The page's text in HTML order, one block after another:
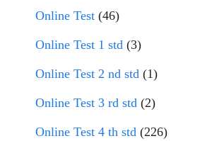
Online Test (46)
Online Test 1 std (3)
Online Test 2 nd std (1)
Online Test 3 rd std (2)
Online Test 4 th std (226)